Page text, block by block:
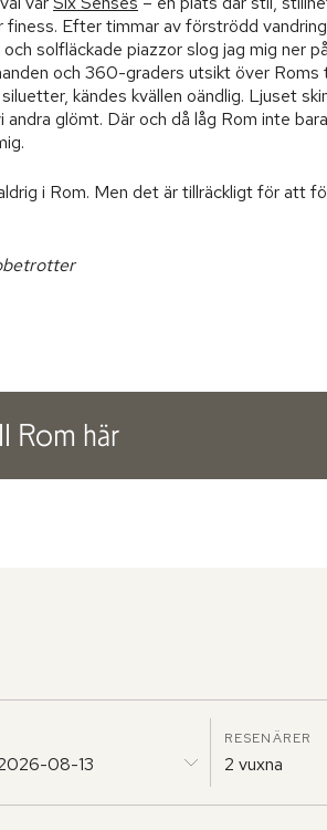
finess. Efter timmar av förströdd
solfläckade piazzor slog jag mig ner
och 360-graders utsikt över Roms
kändes kvällen oändlig. Ljuset
glömt. Där och då låg Rom inte
i Rom. Men det är tillräckligt för att
Rom här
08-13
RESENÄRER
2 vuxna